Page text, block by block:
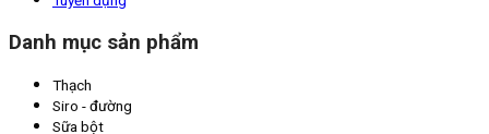
Danh mục sản phẩm
Thạch
Siro - đường
Sữa bột